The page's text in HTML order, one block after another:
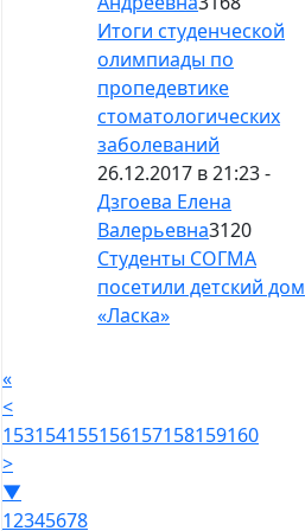
Итоги студенческой
олимпиады по
пропедевтике
стоматологических
заболеваний
26.12.2017 в 21:23 -
Дзгоева Елена
Валерьевна3120
Студенты СОГМА
посетили детский дом
«Ласка»
«
<
153154155156157158159160
>
▼
12345678